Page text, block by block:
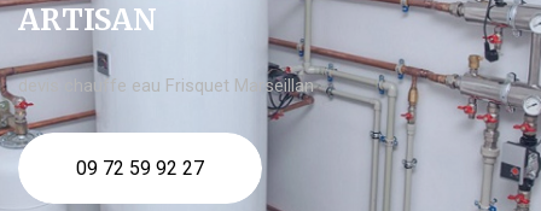
ARTISAN
devis chauffe eau Frisquet Marseillan
09 72 59 92 27